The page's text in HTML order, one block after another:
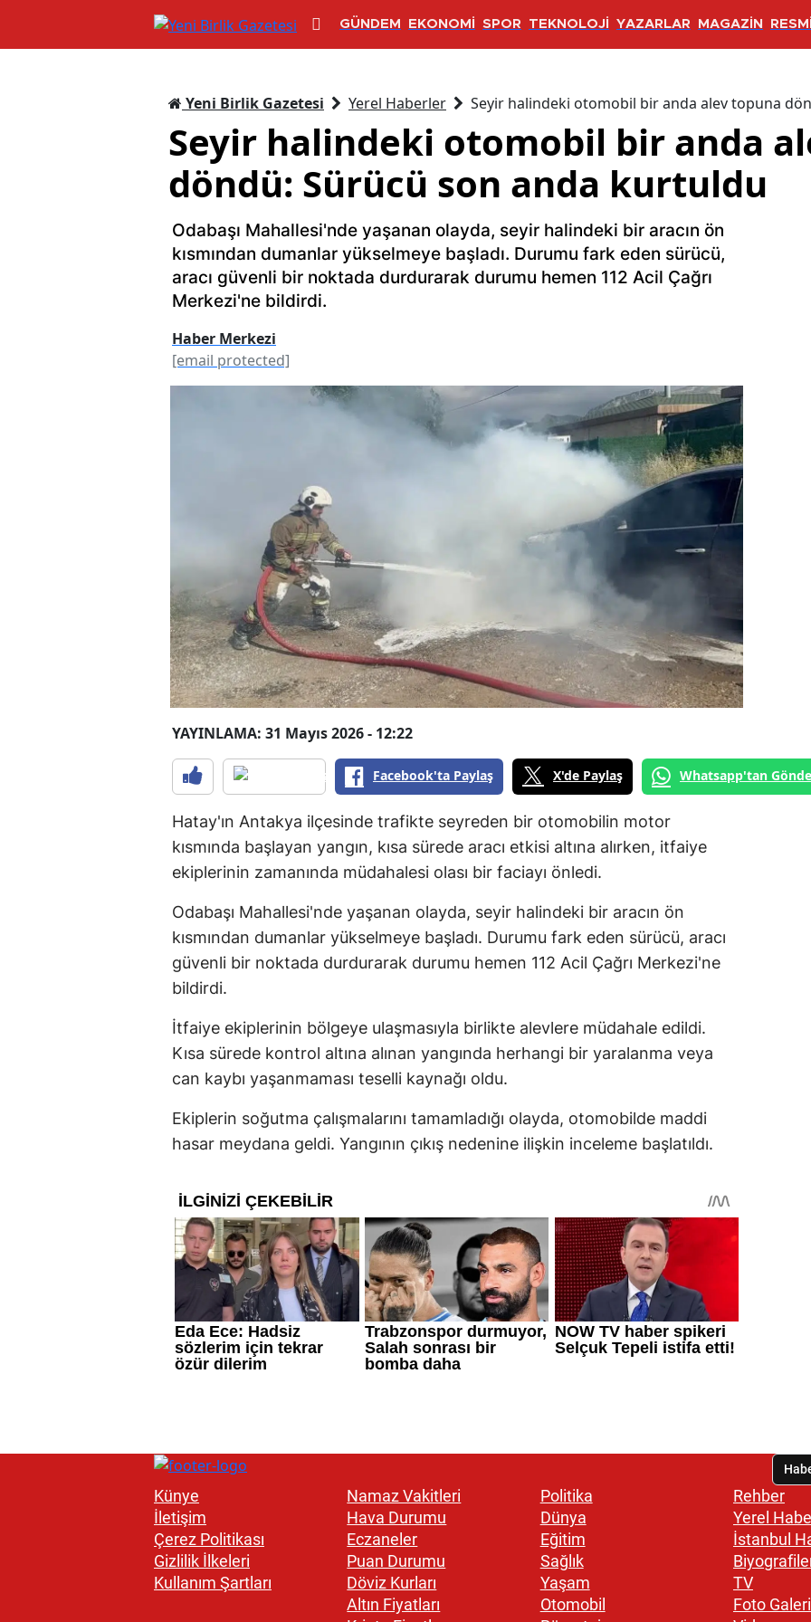
GÜNDEM EKONOMİ SPOR TEKNOLOJİ YAZARLAR MAGAZİN
Yeni Birlik Gazetesi Yerel Haberler Seyir halindeki otomobil bir anda alev topuna
Seyir halindeki otomobil bir anda
döndü: Sürücü son anda kurtuldu
Odabaşı Mahallesi'nde yaşanan olayda, seyir halindeki bir aracın ön
kısmından dumanlar yükselmeye başladı. Durumu fark eden sürücü,
aracı güvenli bir noktada durdurarak durumu hemen 112 Acil Çağrı
Merkezi'ne bildirdi.
Haber Merkezi
[email protected]
YAYINLAMA: 31 Mayıs 2026 - 12:22
Facebook'ta Paylaş X'de Paylaş Whatsapp'tan
Hatay'ın Antakya ilçesinde trafikte seyreden bir otomobilin motor
kısmında başlayan yangın, kısa sürede aracı etkisi altına alırken, itfaiye
ekiplerinin zamanında müdahalesi olası bir faciayı önledi.
Odabaşı Mahallesi'nde yaşanan olayda, seyir halindeki bir aracın ön
kısmından dumanlar yükselmeye başladı. Durumu fark eden sürücü, aracı
güvenli bir noktada durdurarak durumu hemen 112 Acil Çağrı Merkezi'ne
bildirdi.
İtfaiye ekiplerinin bölgeye ulaşmasıyla birlikte alevlere müdahale edildi.
Kısa sürede kontrol altına alınan yangında herhangi bir yaralanma veya
can kaybı yaşanmaması teselli kaynağı oldu.
Ekiplerin soğutma çalışmalarını tamamladığı olayda, otomobilde maddi
hasar meydana geldi. Yangının çıkış nedenine ilişkin inceleme başlatıldı.
Künye
İletişim
Çerez Politikası
Gizlilik İlkeleri
Kullanım Şartları
Namaz Vakitleri
Hava Durumu
Eczaneler
Puan Durumu
Döviz Kurları
Altın Fiyatları
Politika
Dünya
Eğitim
Sağlık
Yaşam
Otomobil
Rehber
Yerel
İstanbul
TV
Foto Galeri